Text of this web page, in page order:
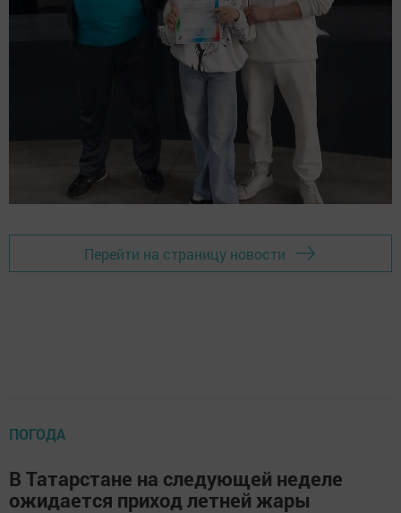
Перейти на страницу новости
ПОГОДА
В Татарстане на следующей неделе
ожидается приход летней жары